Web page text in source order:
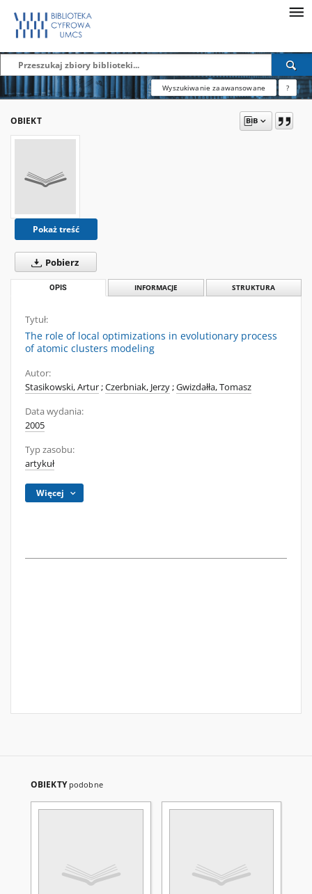
Wyszukiwanie zaawansowane ?
OBIEKT
Pokaż treść
Pobierz
OPIS INFORMACJE STRUKTURA
Tytuł:
The role of local optimizations in evolutionary process
of atomic clusters modeling
Autor:
Stasikowski, Artur;Czerbniak, Jerzy;Gwizdałła, Tomasz
Data wydania:
2005
Typ zasobu:
artykuł
Więcej
OBIEKTY podobne